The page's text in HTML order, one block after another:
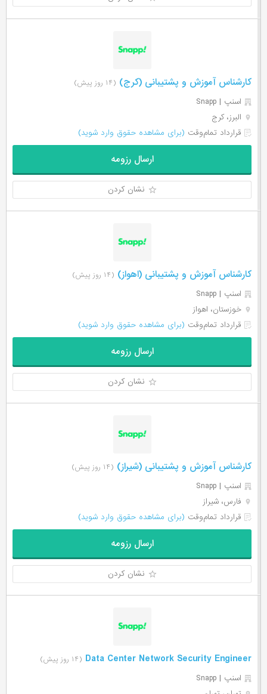
کارشناس آموزش و پشتیبانی (کرج) (۱۴ روز پیش)
اسنپ | Snapp
البرز، کرج
قرارداد تمام‌وقت (برای مشاهده حقوق وارد شوید)
ارسال رزومه
نشان کردن
کارشناس آموزش و پشتیبانی (اهواز) (۱۴ روز پیش)
اسنپ | Snapp
خوزستان، اهواز
قرارداد تمام‌وقت (برای مشاهده حقوق وارد شوید)
ارسال رزومه
نشان کردن
کارشناس آموزش و پشتیبانی (شیراز) (۱۴ روز پیش)
اسنپ | Snapp
فارس، شیراز
قرارداد تمام‌وقت (برای مشاهده حقوق وارد شوید)
ارسال رزومه
نشان کردن
Data Center Network Security Engineer (۱۴ روز پیش)
اسنپ | Snapp